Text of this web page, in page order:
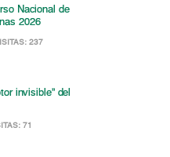
Nacional de
2026
237
invisible” del
71